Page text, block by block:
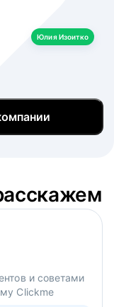
Юлия Изоитко
и советами
Clickme